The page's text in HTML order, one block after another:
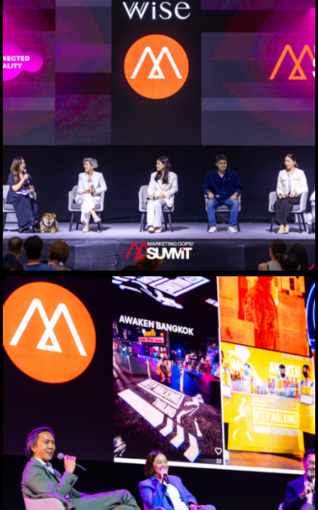
Topics
Business Engineering Growth Platform
Sunday to Wednesday
December 23 to 26, 2022
Where
467 Davidson ave
Los Angeles CA 95716
Get directions